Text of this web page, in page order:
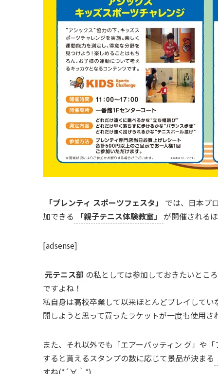
「プレンティ スポーツフェスタ」
では、日本プ
加できる
「親子テニス体験教室」 が開催される
[adsense]
元テニス部 の私としては参加しておきたいとこ
ですよね！
私自身は高校卒業して以来ほとんどプレイして
開しようと思って買ったラケットが一度も使用
また、それ以外でも「エアーバッティン グ」や
すると貰えるスタンプの数に応じて景品が決まる